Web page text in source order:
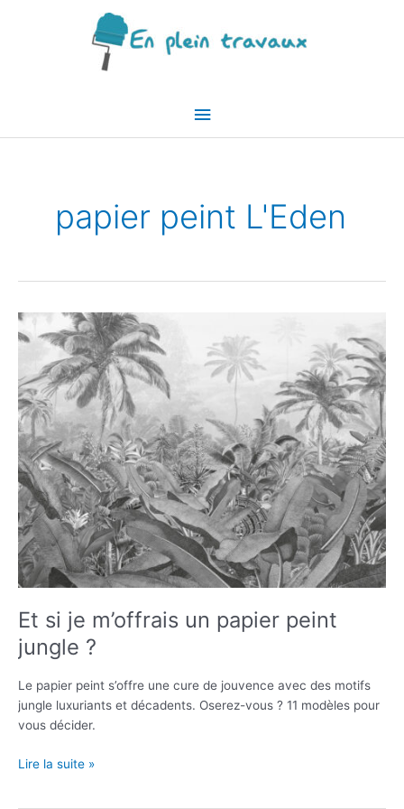
Menu
papier peint L'Eden
Et si je m’offrais un papier peint
jungle ?
Le papier peint s’offre une cure de jouvence avec des motifs
jungle luxuriants et décadents. Oserez-vous ? 11 modèles pour
vous décider.
Et
Lire la suite »